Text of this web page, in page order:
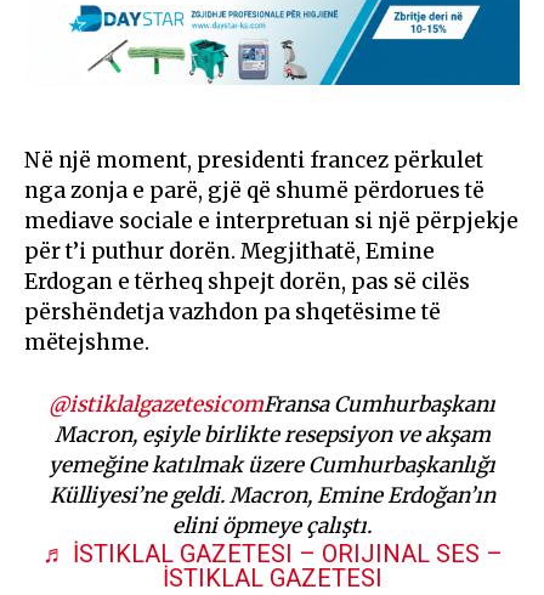
Në një moment, presidenti francez përkulet
nga zonja e parë, gjë që shumë përdorues të
mediave sociale e interpretuan si një përpjekje
për t’i puthur dorën. Megjithatë, Emine
Erdogan e tërheq shpejt dorën, pas së cilës
përshëndetja vazhdon pa shqetësime të
mëtejshme.
@istiklalgazetesicomFransa Cumhurbaşkanı
Macron, eşiyle birlikte resepsiyon ve akşam
yemeğine katılmak üzere Cumhurbaşkanlığı
Külliyesi’ne geldi. Macron, Emine Erdoğan’ın
elini öpmeye çalıştı.
♬ İSTIKLAL GAZETESI – ORIJINAL SES –
İSTIKLAL GAZETESI